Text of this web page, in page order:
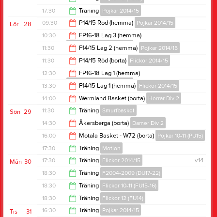
19:00
19:00
17:30 Träning Pojkar 2014/15
18:30
28
Lör 09:30 P14/15 Röd (hemma) Pojkar 2014/15
10:30
10:30
FP16-18 Lag 3 (hemma)
Flickor/pojkar 2016/17/18
11:30
11:30 F14/15 Lag 2 (hemma) Pojkar 2014/15
12:30
11:30 P14/15 Röd (borta) Flickor 2014/15
12:30
12:30
FP16-18 Lag 1 (hemma)
Flickor/pojkar 2016/17/18
13:30
13:30 F14/15 Lag 1 (hemma) Flickor 2014/15
14:30
14:00 Wermland Basket (borta) Herrar Div 2
16:00
29
Sön 11:30 Träning Smurfbasket
12:20
14:30 Åkersberga (borta) Damer Div 2
16:30
16:00 Motala Basket - W72 (borta) Pojkar 10-11 (PU15)
18:00
17:30 Träning Motion
19:00
30
Mån v.14
17:30 Träning Flickor 2014/15
18:30
18:30 Träning F2004-2009 (DU17-22)
20:00
18:30 Träning Flickor 10-11 (FU15-16)
20:00
18:30 Träning Flickor 12 (FU14)
31
Tis 16:30 Träning Pojkar 2014/15